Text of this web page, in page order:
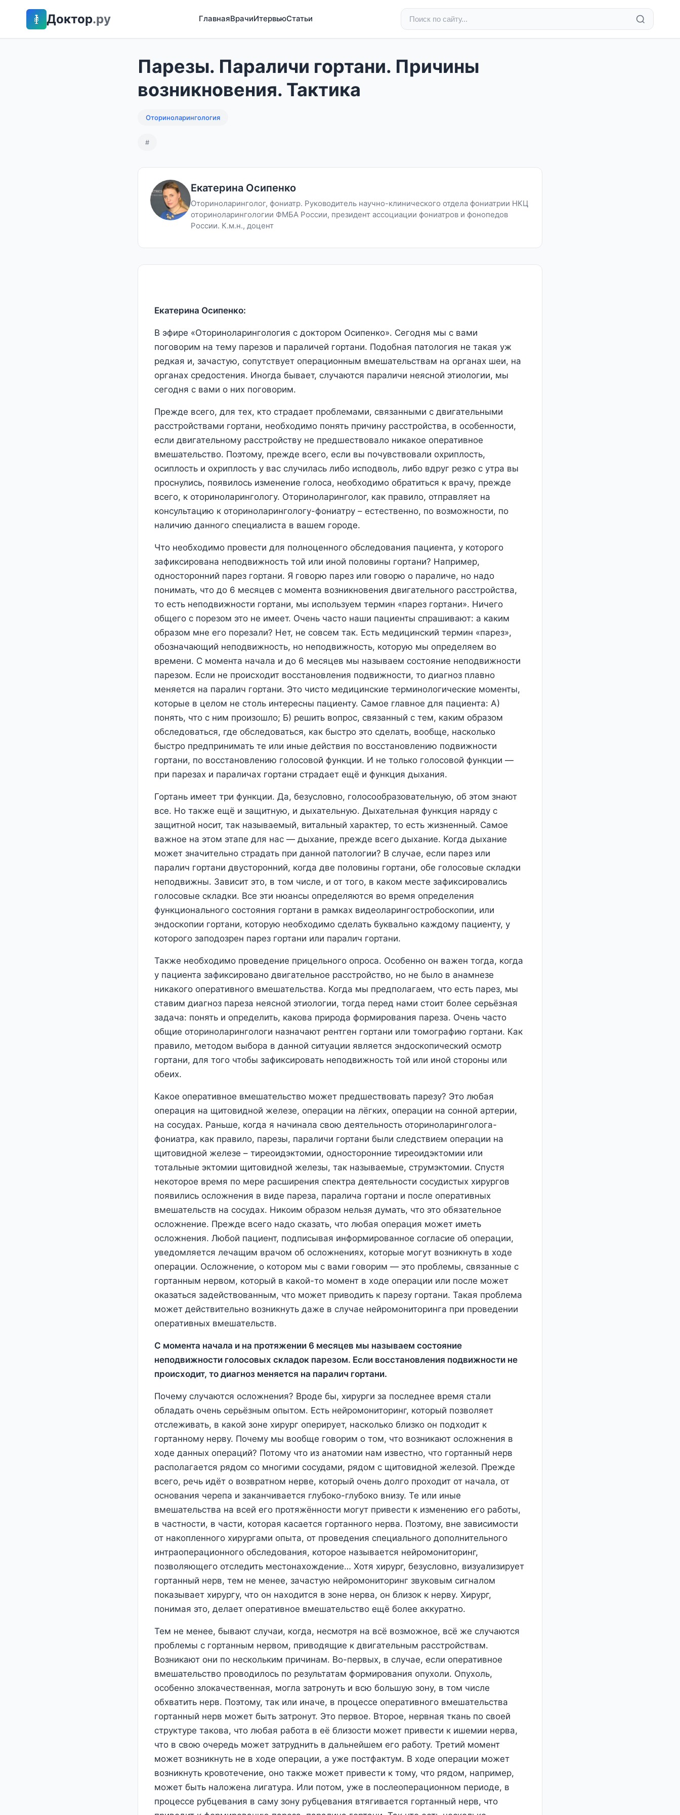
Доктор.ру ГлавнаяВрачиИтервьюСтатьи
Парезы. Параличи гортани. Причины
возникновения. Тактика
Оториноларингология
#
Екатерина Осипенко
Оториноларинголог, фониатр. Руководитель научно-клинического отдела фониатрии НКЦ
оториноларингологии ФМБА России, президент ассоциации фониатров и фонопедов
России. К.м.н., доцент
Екатерина Осипенко:
В эфире «Оториноларингология с доктором Осипенко». Сегодня мы с вами
поговорим на тему парезов и параличей гортани. Подобная патология не такая уж
редкая и, зачастую, сопутствует операционным вмешательствам на органах шеи, на
органах средостения. Иногда бывает, случаются параличи неясной этиологии, мы
сегодня с вами о них поговорим.
Прежде всего, для тех, кто страдает проблемами, связанными с двигательными
расстройствами гортани, необходимо понять причину расстройства, в особенности,
если двигательному расстройству не предшествовало никакое оперативное
вмешательство. Поэтому, прежде всего, если вы почувствовали охриплость,
осиплость и охриплость у вас случилась либо исподволь, либо вдруг резко с утра вы
проснулись, появилось изменение голоса, необходимо обратиться к врачу, прежде
всего, к оториноларингологу. Оториноларинголог, как правило, отправляет на
консультацию к оториноларингологу-фониатру – естественно, по возможности, по
наличию данного специалиста в вашем городе.
Что необходимо провести для полноценного обследования пациента, у которого
зафиксирована неподвижность той или иной половины гортани? Например,
односторонний парез гортани. Я говорю парез или говорю о параличе, но надо
понимать, что до 6 месяцев с момента возникновения двигательного расстройства,
то есть неподвижности гортани, мы используем термин «парез гортани». Ничего
общего с порезом это не имеет. Очень часто наши пациенты спрашивают: а каким
образом мне его порезали? Нет, не совсем так. Есть медицинский термин «парез»,
обозначающий неподвижность, но неподвижность, которую мы определяем во
времени. С момента начала и до 6 месяцев мы называем состояние неподвижности
парезом. Если не происходит восстановления подвижности, то диагноз плавно
меняется на паралич гортани. Это чисто медицинские терминологические моменты,
которые в целом не столь интересны пациенту. Самое главное для пациента: А)
понять, что с ним произошло; Б) решить вопрос, связанный с тем, каким образом
обследоваться, где обследоваться, как быстро это сделать, вообще, насколько
быстро предпринимать те или иные действия по восстановлению подвижности
гортани, по восстановлению голосовой функции. И не только голосовой функции ―
при парезах и параличах гортани страдает ещё и функция дыхания.
Гортань имеет три функции. Да, безусловно, голосообразовательную, об этом знают
все. Но также ещё и защитную, и дыхательную. Дыхательная функция наряду с
защитной носит, так называемый, витальный характер, то есть жизненный. Самое
важное на этом этапе для нас ― дыхание, прежде всего дыхание. Когда дыхание
может значительно страдать при данной патологии? В случае, если парез или
паралич гортани двусторонний, когда две половины гортани, обе голосовые складки
неподвижны. Зависит это, в том числе, и от того, в каком месте зафиксировались
голосовые складки. Все эти нюансы определяются во время определения
функционального состояния гортани в рамках видеоларингостробоскопии, или
эндоскопии гортани, которую необходимо сделать буквально каждому пациенту, у
которого заподозрен парез гортани или паралич гортани.
Также необходимо проведение прицельного опроса. Особенно он важен тогда, когда
у пациента зафиксировано двигательное расстройство, но не было в анамнезе
никакого оперативного вмешательства. Когда мы предполагаем, что есть парез, мы
ставим диагноз пареза неясной этиологии, тогда перед нами стоит более серьёзная
задача: понять и определить, какова природа формирования пареза. Очень часто
общие оториноларингологи назначают рентген гортани или томографию гортани. Как
правило, методом выбора в данной ситуации является эндоскопический осмотр
гортани, для того чтобы зафиксировать неподвижность той или иной стороны или
обеих.
Какое оперативное вмешательство может предшествовать парезу? Это любая
операция на щитовидной железе, операции на лёгких, операции на сонной артерии,
на сосудах. Раньше, когда я начинала свою деятельность оториноларинголога-
фониатра, как правило, парезы, параличи гортани были следствием операции на
щитовидной железе – тиреоидэктомии, односторонние тиреоидэктомии или
тотальные эктомии щитовидной железы, так называемые, струмэктомии. Спустя
некоторое время по мере расширения спектра деятельности сосудистых хирургов
появились осложнения в виде пареза, паралича гортани и после оперативных
вмешательств на сосудах. Никоим образом нельзя думать, что это обязательное
осложнение. Прежде всего надо сказать, что любая операция может иметь
осложнения. Любой пациент, подписывая информированное согласие об операции,
уведомляется лечащим врачом об осложнениях, которые могут возникнуть в ходе
операции. Осложнение, о котором мы с вами говорим ― это проблемы, связанные с
гортанным нервом, который в какой-то момент в ходе операции или после может
оказаться задействованным, что может приводить к парезу гортани. Такая проблема
может действительно возникнуть даже в случае нейромониторинга при проведении
оперативных вмешательств.
С момента начала и на протяжении 6 месяцев мы называем состояние
неподвижности голосовых складок парезом. Если восстановления подвижности не
происходит, то диагноз меняется на паралич гортани.
Почему случаются осложнения? Вроде бы, хирурги за последнее время стали
обладать очень серьёзным опытом. Есть нейромониторинг, который позволяет
отслеживать, в какой зоне хирург оперирует, насколько близко он подходит к
гортанному нерву. Почему мы вообще говорим о том, что возникают осложнения в
ходе данных операций? Потому что из анатомии нам известно, что гортанный нерв
располагается рядом со многими сосудами, рядом с щитовидной железой. Прежде
всего, речь идёт о возвратном нерве, который очень долго проходит от начала, от
основания черепа и заканчивается глубоко-глубоко внизу. Те или иные
вмешательства на всей его протяжённости могут привести к изменению его работы,
в частности, в части, которая касается гортанного нерва. Поэтому, вне зависимости
от накопленного хирургами опыта, от проведения специального дополнительного
интраоперационного обследования, которое называется нейромониторинг,
позволяющего отследить местонахождение… Хотя хирург, безусловно, визуализирует
гортанный нерв, тем не менее, зачастую нейромониторинг звуковым сигналом
показывает хирургу, что он находится в зоне нерва, он близок к нерву. Хирург,
понимая это, делает оперативное вмешательство ещё более аккуратно.
Тем не менее, бывают случаи, когда, несмотря на всё возможное, всё же случаются
проблемы с гортанным нервом, приводящие к двигательным расстройствам.
Возникают они по нескольким причинам. Во-первых, в случае, если оперативное
вмешательство проводилось по результатам формирования опухоли. Опухоль,
особенно злокачественная, могла затронуть и всю большую зону, в том числе
обхватить нерв. Поэтому, так или иначе, в процессе оперативного вмешательства
гортанный нерв может быть затронут. Это первое. Второе, нервная ткань по своей
структуре такова, что любая работа в её близости может привести к ишемии нерва,
что в свою очередь может затруднить в дальнейшем его работу. Третий момент
может возникнуть не в ходе операции, а уже постфактум. В ходе операции может
возникнуть кровотечение, оно также может привести к тому, что рядом, например,
может быть наложена лигатура. Или потом, уже в послеоперационном периоде, в
процессе рубцевания в саму зону рубцевания втягивается гортанный нерв, что